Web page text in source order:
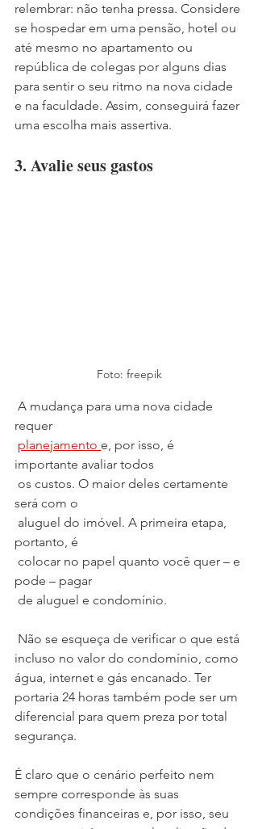
relembrar: não tenha pressa. Considere
se hospedar em uma pensão, hotel ou
até mesmo no apartamento ou
república de colegas por alguns dias
para sentir o seu ritmo na nova cidade
e na faculdade. Assim, conseguirá fazer
uma escolha mais assertiva.
3. Avalie seus gastos
Foto: freepik
requer
planejamento e, por isso, é
importante avaliar todos
será com o
portanto, é
pode – pagar
de aluguel e condomínio.
incluso no valor do condomínio, como
água, internet e gás encanado. Ter
portaria 24 horas também pode ser um
diferencial para quem preza por total
segurança.
É claro que o cenário perfeito nem
sempre corresponde às suas
condições financeiras e, por isso, seu